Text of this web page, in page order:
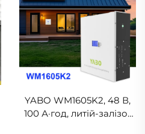
системи резервного
живлення
YABO WM1605K2, 48 В,
100 А·год, литій-залізо-